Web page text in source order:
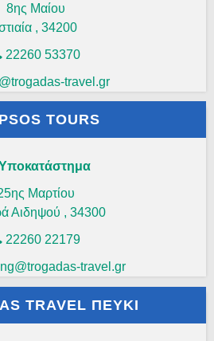
8ης Μαίου
, 34200
22260 53370
travel.gr
TOURS
Υποκατάστημα
Μαρτίου
Αιδηψού , 34300
22260 22179
travel.gr
TRAVEL ΠΕΥΚΊ